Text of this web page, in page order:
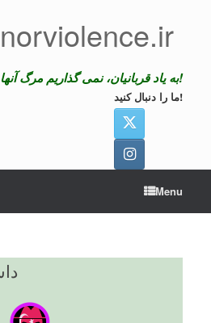
به یاد قربانیان، نمی گذاریم مرگ آنها بدون مجازات بماند!
ما را دنبال کنید!
Menu